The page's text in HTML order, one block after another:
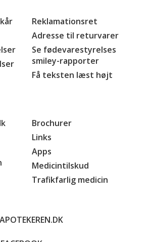
Reklamationsret
Adresse til returvarer
Se fødevarestyrelses
smiley-rapporter
Få teksten læst højt
Brochurer
Links
Apps
Medicintilskud
Trafikfarlig medicin